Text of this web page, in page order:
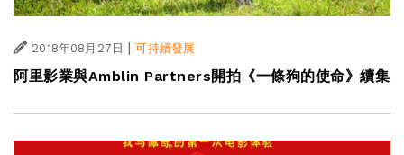
2018年08月27日 可持續發展
阿里影業與Amblin Partners開拍《一條狗的使命》續集